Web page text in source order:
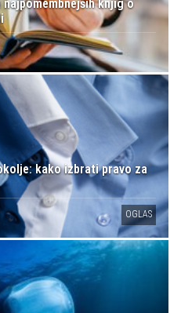
najpomembnejših knjig o
kako izbrati pravo za
OGLAS